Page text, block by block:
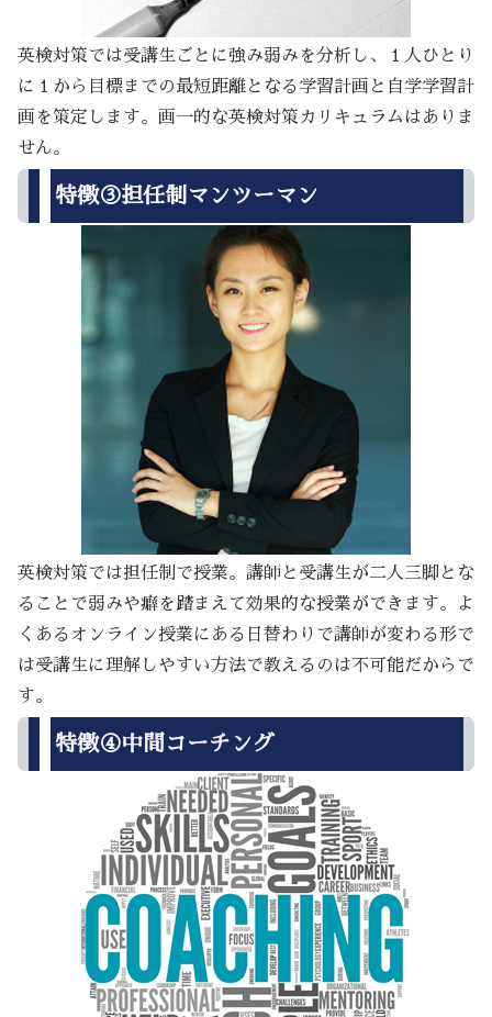
英検対策では受講生ごとに強み弱みを分析し、１人ひとり
に１から目標までの最短距離となる学習計画と自学学習計
画を策定します。画一的な英検対策カリキュラムはありま
せん。
特徴③担任制マンツーマン
英検対策では担任制で授業。講師と受講生が二人三脚とな
ることで弱みや癖を踏まえて効果的な授業ができます。よ
くあるオンライン授業にある日替わりで講師が変わる形で
は受講生に理解しやすい方法で教えるのは不可能だからで
す。
特徴④中間コーチング